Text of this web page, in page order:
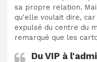
sa propre relation.
qu'elle voulait dire,
expulsé du centre du
remarqué que les
Du VIP à